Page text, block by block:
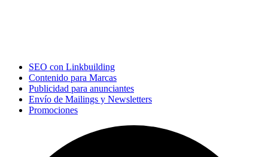
SEO con Linkbuilding
Contenido para Marcas
Publicidad para anunciantes
Envío de Mailings y Newsletters
Promociones